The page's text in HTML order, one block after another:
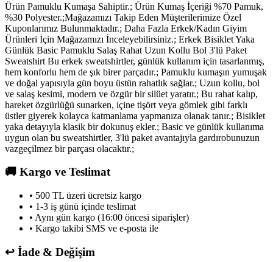
Ürün Pamuklu Kumaşa Sahiptir.; Ürün Kumaş İçeriği %70 Pamuk,
%30 Polyester.;Mağazamızı Takip Eden Müşterilerimize Özel
Kuponlarımız Bulunmaktadır.; Daha Fazla Erkek/Kadın Giyim
Ürünleri İçin Mağazamızı İnceleyebilirsiniz.; Erkek Bisiklet Yaka
Günlük Basic Pamuklu Salaş Rahat Uzun Kollu Bol 3'lü Paket
Sweatshirt Bu erkek sweatshirtler, günlük kullanım için tasarlanmış,
hem konforlu hem de şık birer parçadır.; Pamuklu kumaşın yumuşak
ve doğal yapısıyla gün boyu üstün rahatlık sağlar.; Uzun kollu, bol
ve salaş kesimi, modern ve özgür bir silüet yaratır.; Bu rahat kalıp,
hareket özgürlüğü sunarken, içine tişört veya gömlek gibi farklı
üstler giyerek kolayca katmanlama yapmanıza olanak tanır.; Bisiklet
yaka detayıyla klasik bir dokunuş ekler.; Basic ve günlük kullanıma
uygun olan bu sweatshirtler, 3'lü paket avantajıyla gardırobunuzun
vazgeçilmez bir parçası olacaktır.;
🚚 Kargo ve Teslimat
• 500 TL üzeri ücretsiz kargo
• 1-3 iş günü içinde teslimat
• Aynı gün kargo (16:00 öncesi siparişler)
• Kargo takibi SMS ve e-posta ile
↩️ İade & Değişim